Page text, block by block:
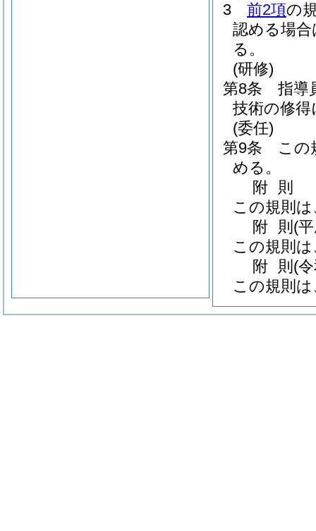
3
前2項の
認める場
る。
(研修)
第8条
指導
技術の修
(委任)
第9条
この
める。
附 則
この規則
附 則 (
この規則
附 則 (
この規則